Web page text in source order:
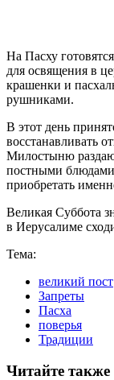
На Пасху
для освящения в
крашенки и
рушниками.
В этот день
восстанавливать
Милостыню
постными
приобретать
Великая Суббота
в Иерусалиме
Тема:
великий пост
Запреты
Пасха
поверья
Традиции
Читайте также